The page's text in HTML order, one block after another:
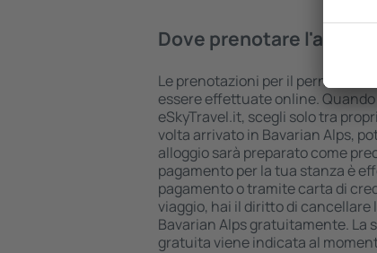
Dove prenotare
Le prenotazioni per il
essere effettuate online.
eSkyTravel.it, scegli solo tra
volta arrivato in Bavarian Alps,
alloggio sarà preparato come
pagamento per la tua stanza è
pagamento o tramite carta di
viaggio, hai il diritto di cancellare
Bavarian Alps gratuitamente. La
gratuita viene indicata al